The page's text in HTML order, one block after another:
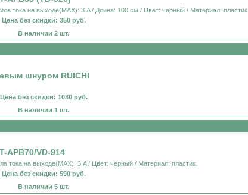
тока на выходе(MAX): 3 A / Длина: 100 см / Цвет: черный / Материал: пластик
Цена без скидки: 350 руб.
В наличии 2 шт.
шнуром RUICHI
Цена без скидки: 1030 руб.
В наличии 1 шт.
APB70/VD-914
на выходе(MAX): 3 A / Цвет: черный / Материал: пластик.
Цена без скидки: 590 руб.
В наличии 5 шт.